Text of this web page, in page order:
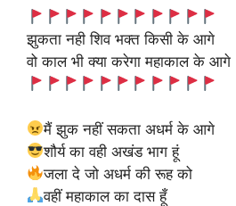
झुकता नही शिव भक्त किसी के आगे
वो काल भी क्या करेगा महाकाल के आगे
मैं झुक नहीं सकता अधर्म के आगे
शौर्य का वही अखंड भाग हूं
जला दे जो अधर्म की रूह को
वहीं महाकाल का दास हूँ